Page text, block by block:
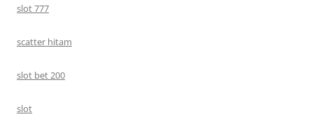
slot 777
scatter hitam
slot bet 200
slot